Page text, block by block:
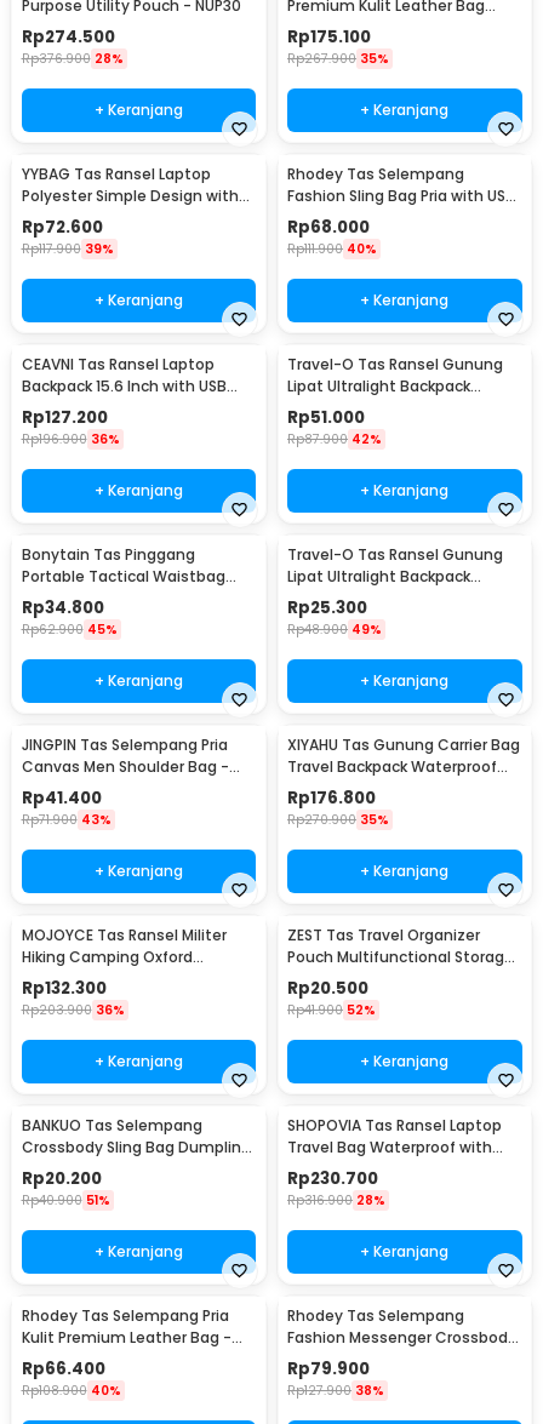
Purpose Utility Pouch - NUP30
Rp274.500
Rp376.900 28%
+ Keranjang
Premium Kulit Leather Bag
Briefcase - HA-062
Rp175.100
Rp267.900 35%
+ Keranjang
YYBAG Tas Ransel Laptop
Polyester Simple Design with
USB Charging Port - KC15
Rp72.600
Rp117.900 39%
+ Keranjang
Rhodey Tas Selempang
Fashion Sling Bag Pria with USB
Slot and Lock - RE880
Rp68.000
Rp111.900 40%
+ Keranjang
CEAVNI Tas Ransel Laptop
Backpack 15.6 Inch with USB
Charger Port - KC32
Rp127.200
Rp196.900 36%
+ Keranjang
Travel-O Tas Ransel Gunung
Lipat Ultralight Backpack
Waterproof - LC19
Rp51.000
Rp87.900 42%
+ Keranjang
Bonytain Tas Pinggang
Portable Tactical Waistbag
Army Look - B1526
Rp34.800
Rp62.900 45%
+ Keranjang
Travel-O Tas Ransel Gunung
Lipat Ultralight Backpack
Waterproof - LC21
Rp25.300
Rp48.900 49%
+ Keranjang
JINGPIN Tas Selempang Pria
Canvas Men Shoulder Bag -
1986
Rp41.400
Rp71.900 43%
+ Keranjang
XIYAHU Tas Gunung Carrier Bag
Travel Backpack Waterproof
90L - GC90
Rp176.800
Rp270.900 35%
+ Keranjang
MOJOYCE Tas Ransel Militer
Hiking Camping Oxford
Waterproof 80L - GC62
Rp132.300
Rp203.900 36%
+ Keranjang
ZEST Tas Travel Organizer
Pouch Multifunctional Storage
Electronic Bag - BM012N1019
Rp20.500
Rp41.900 52%
+ Keranjang
BANKUO Tas Selempang
Crossbody Sling Bag Dumpling
Adjustable Strap - BK22
Rp20.200
Rp40.900 51%
+ Keranjang
SHOPOVIA Tas Ransel Laptop
Travel Bag Waterproof with
USB Port 35L - KC14
Rp230.700
Rp316.900 28%
+ Keranjang
Rhodey Tas Selempang Pria
Kulit Premium Leather Bag -
1106-2W
Rp66.400
Rp108.900 40%
Rhodey Tas Selempang
Fashion Messenger Crossbody
Bag PU Leather - 1047
Rp79.900
Rp127.900 38%